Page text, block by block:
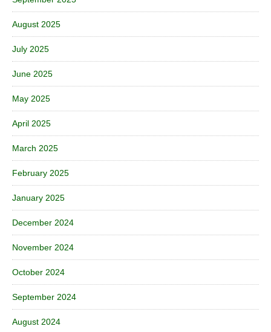
August 2025
July 2025
June 2025
May 2025
April 2025
March 2025
February 2025
January 2025
December 2024
November 2024
October 2024
September 2024
August 2024